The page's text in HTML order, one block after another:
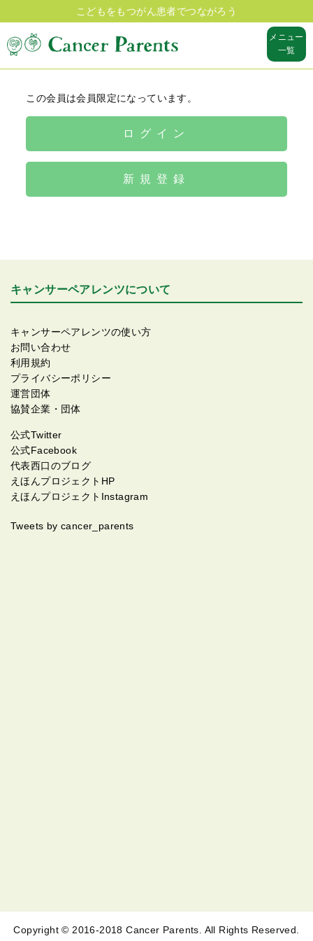
こどもをもつがん患者でつながろう
メニュー
一覧
この会員は会員限定になっています。
ログイン
新規登録
キャンサーペアレンツについて
キャンサーペアレンツの使い方
お問い合わせ
利用規約
プライバシーポリシー
運営団体
協賛企業・団体
公式Twitter
公式Facebook
代表西口のブログ
えほんプロジェクトHP
えほんプロジェクトInstagram
Tweets by cancer_parents
Copyright © 2016-2018 Cancer Parents. All Rights Reserved.